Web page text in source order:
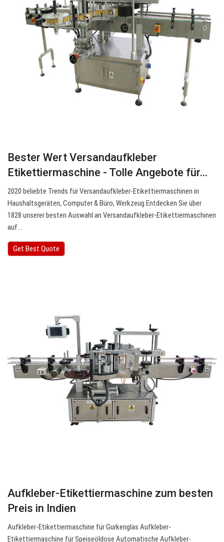
Bester Wert Versandaufkleber
Etikettiermaschine - Tolle Angebote für…
2020 beliebte Trends für Versandaufkleber-Etikettiermaschinen in
Haushaltsgeräten, Computer & Büro, Werkzeug Entdecken Sie über
1828 unserer besten Auswahl an Versandaufkleber-Etikettiermaschinen
auf…
Get Best Quote
Aufkleber-Etikettiermaschine zum besten
Preis in Indien
Aufkleber-Etikettiermaschine für Gurkenglas Aufkleber-
Etikettiermaschine für Speiseöldose Automatische Aufkleber-